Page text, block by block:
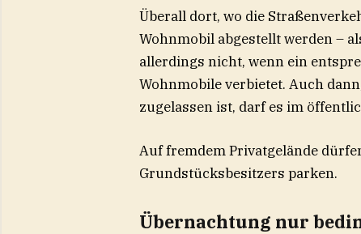
Überall dort, wo die
Wohnmobil abgestellt werden –
allerdings nicht, wenn ein
Wohnmobile verbietet. Auch
zugelassen ist, darf es im
Auf fremdem Privatgelände
Grundstücksbesitzers parken.
Übernachtung nur